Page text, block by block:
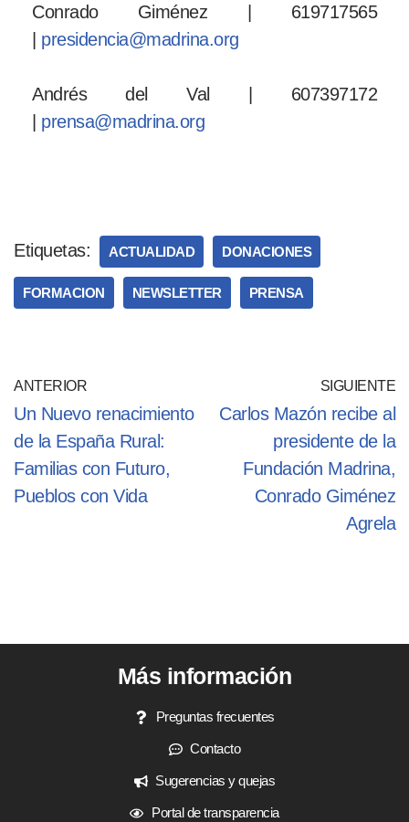
Conrado Giménez | 619717565
presidencia@madrina.org
Andrés del Val | 607397172
prensa@madrina.org
Etiquetas: ACTUALIDAD DONACIONES
FORMACION NEWSLETTER PRENSA
ANTERIOR
Un Nuevo renacimiento
de la España Rural:
Familias con Futuro,
Pueblos con Vida
SIGUIENTE
Carlos Mazón recibe al
presidente de la
Fundación Madrina,
Conrado Giménez
Agrela
Más información
Preguntas frecuentes
Contacto
Sugerencias y quejas
Portal de transparencia